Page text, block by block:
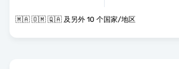
🇲🇦 🇴🇲 🇶🇦 及另外 10 个国家/地区